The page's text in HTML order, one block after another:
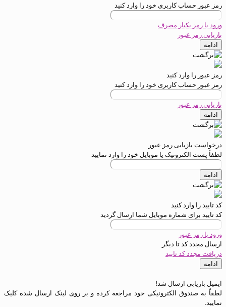
رمز عبور حساب کاربری خود را وارد کنید
ورود با رمز یکبار مصرف
بازیابی رمز عبور
ادامه
رمز عبور را وارد کنید
رمز عبور حساب کاربری خود را وارد کنید
بازیابی رمز عبور
ادامه
درخواست بازیابی رمز عبور
لطفاً پست الکترونیک یا موبایل خود را وارد نمایید
ادامه
کد تایید را وارد کنید
کد تایید برای شماره موبایل شما ارسال گردید
ورود با رمز عبور
ارسال مجدد کد تا دیگر
دریافت مجدد کد تایید
ادامه
ایمیل بازیابی ارسال شد!
لطفاً به صندوق الکترونیکی خود مراجعه کرده و بر روی لینک ارسال شده کلیک
نمایید.